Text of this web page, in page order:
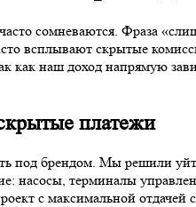
сомневаются. Фраза
всплывают скрытые
как наш доход напрямую
платежи
под брендом. Мы решили
насосы, терминалы
с максимальной отдачей